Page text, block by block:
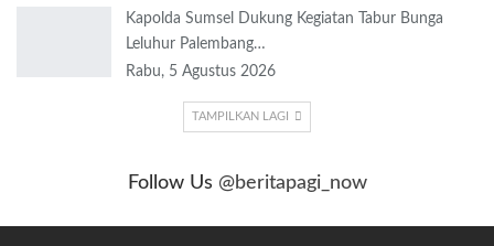
Kapolda Sumsel Dukung Kegiatan Tabur Bunga
Leluhur Palembang…
Rabu, 5 Agustus 2026
TAMPILKAN LAGI
Follow Us @beritapagi_now